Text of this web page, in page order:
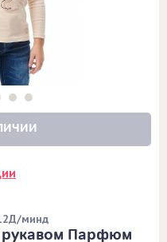
рукавом Парфюм
минд